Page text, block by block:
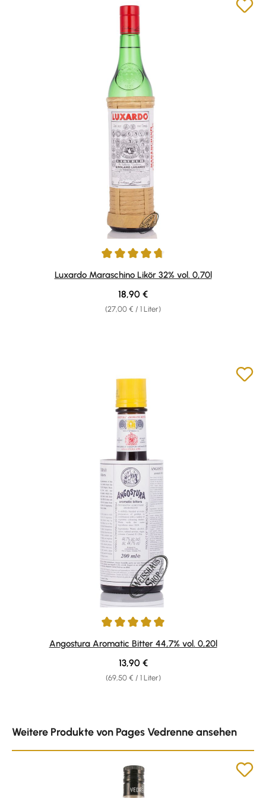
Durchschnittliche Bewertung von 4.81 von 5 Sternen
Luxardo Maraschino Likör 32% vol. 0,70l
(27,00 € / 1 Liter)
Regulärer Preis:
18,90 €
Durchschnittliche Bewertung von 4.94 von 5 Sternen
Angostura Aromatic Bitter 44,7% vol. 0,20l
(69,50 € / 1 Liter)
Regulärer Preis:
13,90 €
Weitere Produkte von Pages Vedrenne ansehen